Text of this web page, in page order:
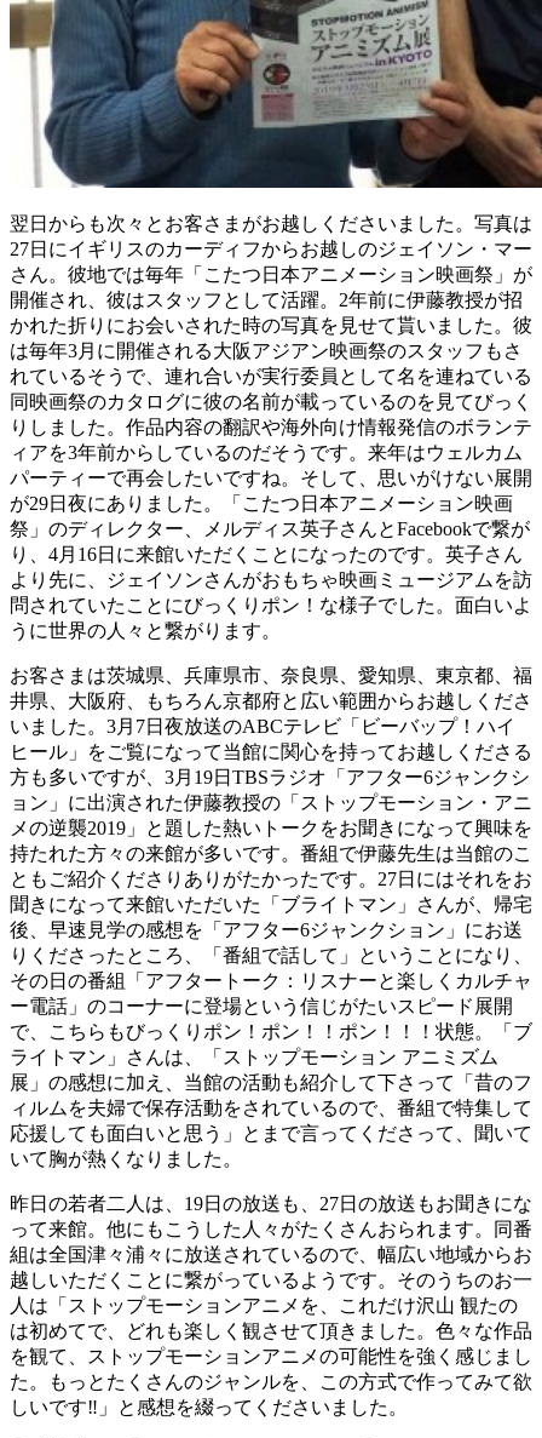
翌日からも次々とお客さまがお越しくださいました。写真は
27日にイギリスのカーディフからお越しのジェイソン・マー
さん。彼地では毎年「こたつ日本アニメーション映画祭」が
開催され、彼はスタッフとして活躍。2年前に伊藤教授が招
かれた折りにお会いされた時の写真を見せて貰いました。彼
は毎年3月に開催される大阪アジアン映画祭のスタッフもさ
れているそうで、連れ合いが実行委員として名を連ねている
同映画祭のカタログに彼の名前が載っているのを見てびっく
りしました。作品内容の翻訳や海外向け情報発信のボランテ
ィアを3年前からしているのだそうです。来年はウェルカム
パーティーで再会したいですね。そして、思いがけない展開
が29日夜にありました。「こたつ日本アニメーション映画
祭」のディレクター、メルディス英子さんとFacebookで繋が
り、4月16日に来館いただくことになったのです。英子さん
より先に、ジェイソンさんがおもちゃ映画ミュージアムを訪
問されていたことにびっくりポン！な様子でした。面白いよ
うに世界の人々と繋がります。
お客さまは茨城県、兵庫県市、奈良県、愛知県、東京都、福
井県、大阪府、もちろん京都府と広い範囲からお越しくださ
いました。3月7日夜放送のABCテレビ「ビーバップ！ハイ
ヒール」をご覧になって当館に関心を持ってお越しくださる
方も多いですが、3月19日TBSラジオ「アフター6ジャンクシ
ョン」に出演された伊藤教授の「ストップモーション・アニ
メの逆襲2019」と題した熱いトークをお聞きになって興味を
持たれた方々の来館が多いです。番組で伊藤先生は当館のこ
ともご紹介くださりありがたかったです。27日にはそれをお
聞きになって来館いただいた「ブライトマン」さんが、帰宅
後、早速見学の感想を「アフター6ジャンクション」にお送
りくださったところ、「番組で話して」ということになり、
その日の番組「アフタートーク：リスナーと楽しくカルチャ
ー電話」のコーナーに登場という信じがたいスピード展開
で、こちらもびっくりポン！ポン！！ポン！！！状態。「ブ
ライトマン」さんは、「ストップモーション アニミズム
展」の感想に加え、当館の活動も紹介して下さって「昔のフ
ィルムを夫婦で保存活動をされているので、番組で特集して
応援しても面白いと思う」とまで言ってくださって、聞いて
いて胸が熱くなりました。
昨日の若者二人は、19日の放送も、27日の放送もお聞きにな
って来館。他にもこうした人々がたくさんおられます。同番
組は全国津々浦々に放送されているので、幅広い地域からお
越しいただくことに繋がっているようです。そのうちのお一
人は「ストップモーションアニメを、これだけ沢山 観たの
は初めてで、どれも楽しく観させて頂きました。色々な作品
を観て、ストップモーションアニメの可能性を強く感じまし
た。もっとたくさんのジャンルを、この方式で作ってみて欲
しいです‼」と感想を綴ってくださいました。